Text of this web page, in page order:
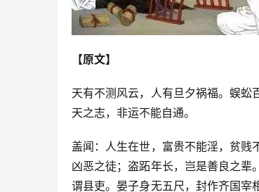
【原文】
天有不测风云，人有旦夕祸福。蜈
天之志，非运不能自通。
盖闻：人生在世，富贵不能淫，贫
凶恶之徒；盗跖年长，岂是善良之
谓县吏。晏子身无五尺，封作齐国宰